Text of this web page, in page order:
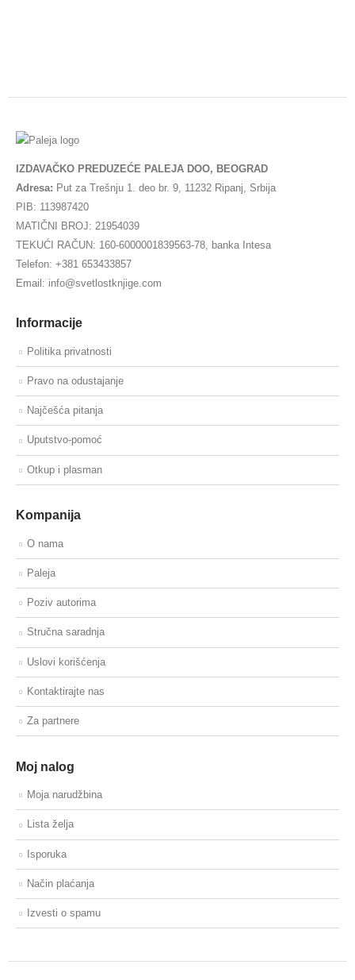
IZDAVAČKO PREDUZEĆE PALEJA DOO, BEOGRAD
Adresa: Put za Trešnju 1. deo br. 9, 11232 Ripanj, Srbija
PIB: 113987420
MATIČNI BROJ: 21954039
TEKUĆI RAČUN: 160-6000001839563-78, banka Intesa
Telefon: +381 653433857
Email: info@svetlostknjige.com
Informacije
Politika privatnosti
Pravo na odustajanje
Najčešća pitanja
Uputstvo-pomoć
Otkup i plasman
Kompanija
O nama
Paleja
Poziv autorima
Stručna saradnja
Uslovi korišćenja
Kontaktirajte nas
Za partnere
Moj nalog
Moja narudžbina
Lista želja
Isporuka
Način plaćanja
Izvesti o spamu